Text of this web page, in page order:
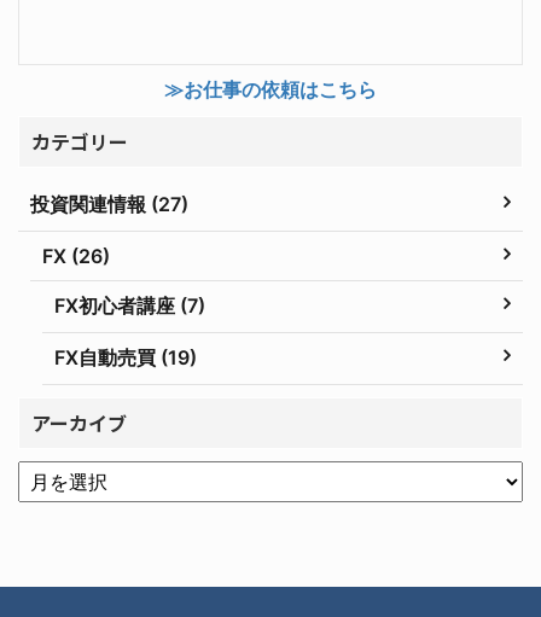
≫お仕事の依頼はこちら
カテゴリー
投資関連情報 (27)
FX (26)
FX初心者講座 (7)
FX自動売買 (19)
アーカイブ